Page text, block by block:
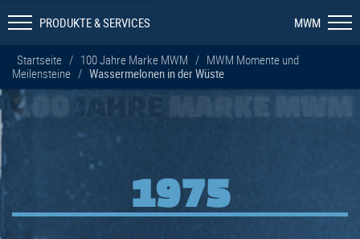
PRODUKTE & SERVICES MWM
Startseite / 100 Jahre Marke MWM / MWM Momente und
Meilensteine / Wassermelonen in der Wüste
100 JAHRE MARKE MWM
1975